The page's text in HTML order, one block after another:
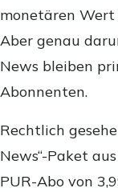
monetären
Aber genau
News bleiben
Abonnenten.
Rechtlich
News“-Paket
PUR-Abo von